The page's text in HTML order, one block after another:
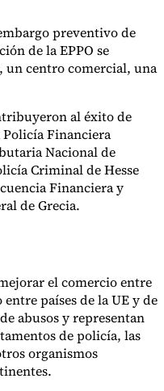
preventivo de
de la EPPO se
un centro comercial, una
al éxito de
Financiera
Nacional de
Criminal de Hesse
Financiera y
de Grecia.
el comercio entre
países de la UE y de
abusos y representan
de policía, las
organismos